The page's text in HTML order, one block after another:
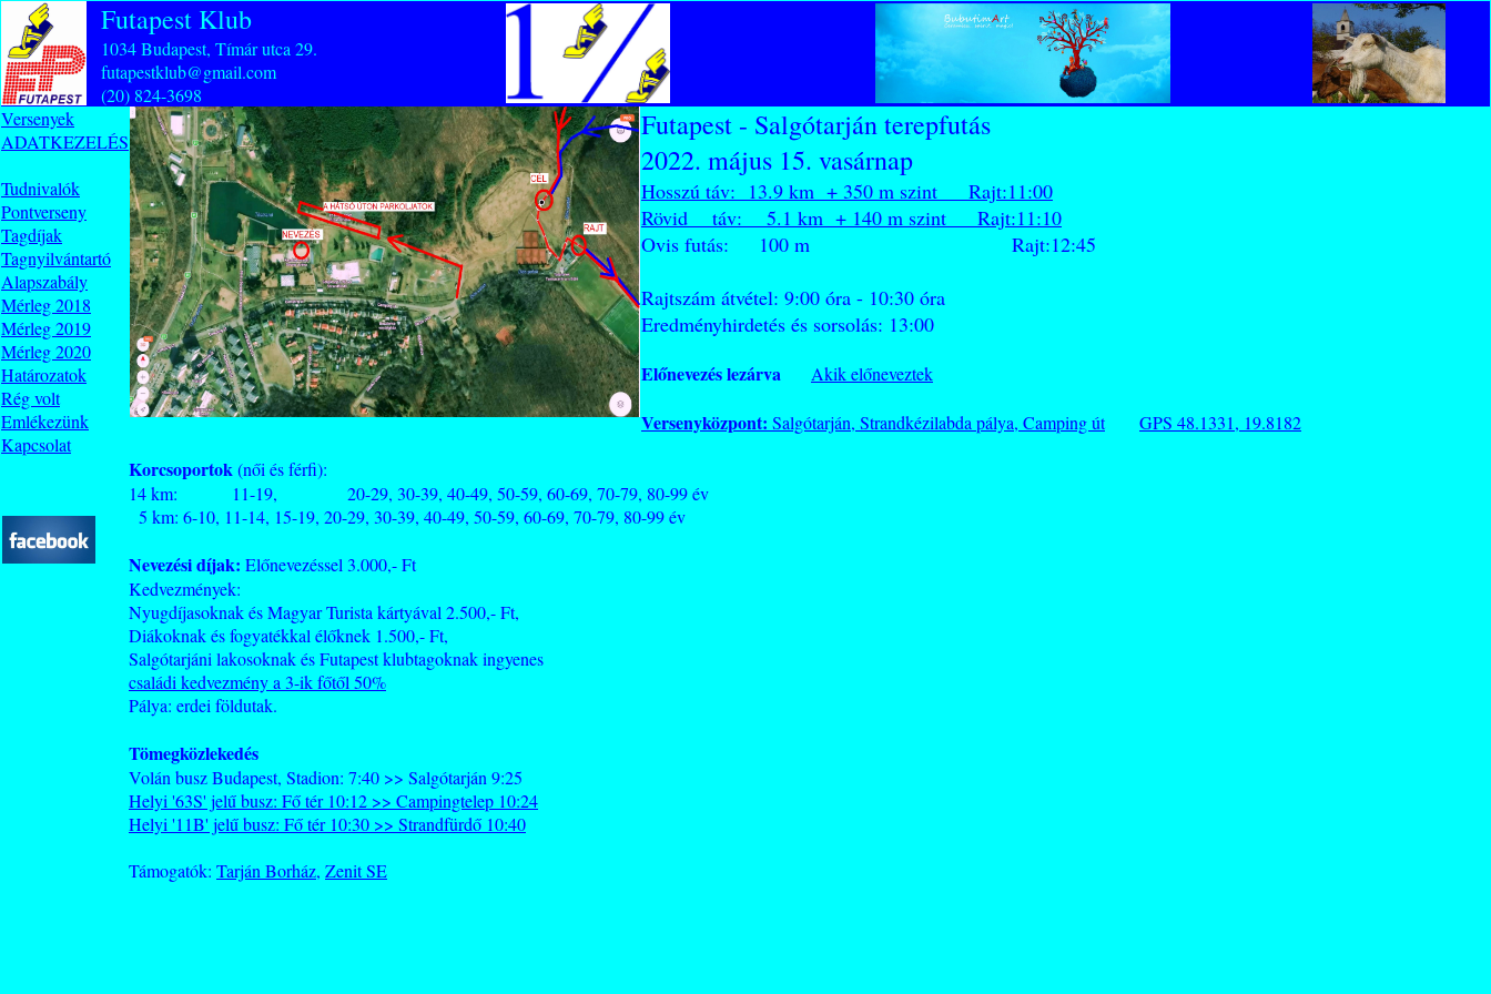
Futapest Klub
1034 Budapest, Tímár utca 29.
futapestklub@gmail.com
(20) 824-3698
Versenyek
ADATKEZELÉS
Tudnivalók
Pontverseny
Tagdíjak
Tagnyilvántartó
Alapszabály
Mérleg 2018
Mérleg 2019
Mérleg 2020
Határozatok
Rég volt
Emlékezünk
Kapcsolat
Futapest - Salgótarján terepfutás
2022. május 15. vasárnap
Hosszú táv: 13.9 km + 350 m szint Rajt:11:00
Rövid táv: 5.1 km + 140 m szint Rajt:11:10
Ovis futás: 100 m Rajt:12:45
Rajtszám átvétel: 9:00 óra - 10:30 óra
Eredményhirdetés és sorsolás: 13:00
Előnevezés lezárva Akik előneveztek
Versenyközpont: Salgótarján, Strandkézilabda pálya, Camping út GPS 48.1331, 19.8182
Korcsoportok(női és férfi):
14 km: 11-19, 20-29, 30-39, 40-49, 50-59, 60-69, 70-79, 80-99 év
5 km: 6-10, 11-14, 15-19, 20-29, 30-39, 40-49, 50-59, 60-69, 70-79, 80-99 év
Nevezési díjak: Előnevezéssel 3.000,- Ft
Kedvezmények:
Nyugdíjasoknak és Magyar Turista kártyával 2.500,- Ft,
Diákoknak és fogyatékkal élőknek 1.500,- Ft,
Salgótarjáni lakosoknak és Futapest klubtagoknak ingyenes
családi kedvezmény a 3-ik főtől 50%
Pálya: erdei földutak.
Tömegközlekedés
Volán busz Budapest, Stadion: 7:40 >> Salgótarján 9:25
Helyi '63S' jelű busz: Fő tér 10:12 >> Campingtelep 10:24
Helyi '11B' jelű busz: Fő tér 10:30 >> Strandfürdő 10:40
Támogatók: Tarján Borház, Zenit SE